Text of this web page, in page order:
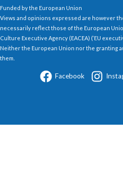
Funded by the European Union
Views and opinions expressed are however
necessarily reflect those of the European
Culture Executive Agency (EACEA) (‘EU
Neither the European Union nor the granting
them.
Facebook